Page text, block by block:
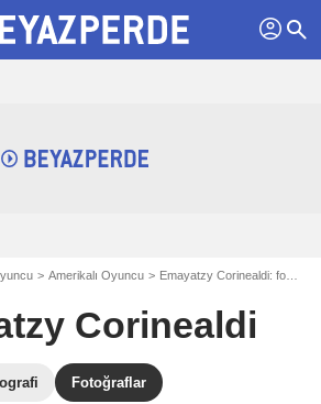
profil search
Amerikalı Oyuncu Emayatzy Corinealdi: fotograflar
Corinealdi
Fotoğraflar